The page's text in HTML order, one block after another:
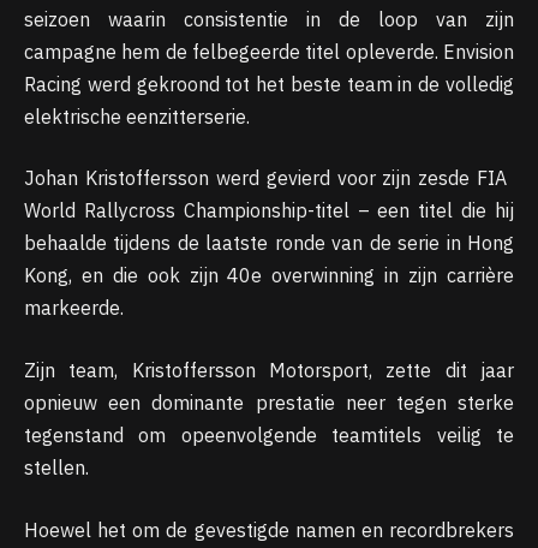
seizoen waarin consistentie in de loop van zijn
campagne hem de felbegeerde titel opleverde. Envision
Racing werd gekroond tot het beste team in de volledig
elektrische eenzitterserie.
Johan Kristoffersson werd gevierd voor zijn zesde FIA ​​
World Rallycross Championship-titel – een titel die hij
behaalde tijdens de laatste ronde van de serie in Hong
Kong, en die ook zijn 40e overwinning in zijn carrière
markeerde.
Zijn team, Kristoffersson Motorsport, zette dit jaar
opnieuw een dominante prestatie neer tegen sterke
tegenstand om opeenvolgende teamtitels veilig te
stellen.
Hoewel het om de gevestigde namen en recordbrekers